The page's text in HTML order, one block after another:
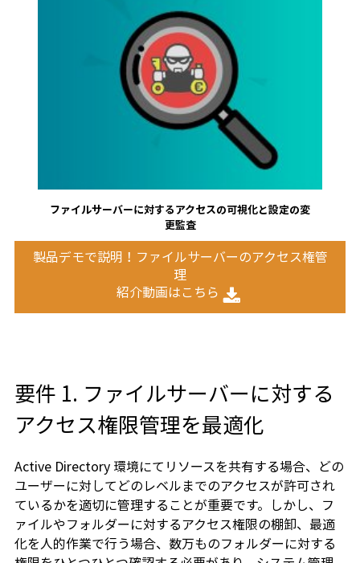
ファイルサーバーに対するアクセスの可視化と設定の変
更監査
ソリューションをみる
製品デモで説明！ファイルサーバーのアクセス権管
理
紹介動画はこちら
要件 1. ファイルサーバーに対する
アクセス権限管理を最適化
Active Directory 環境にてリソースを共有する場合、どの
ユーザーに対してどのレベルまでのアクセスが許可され
ているかを適切に管理することが重要です。しかし、フ
ァイルやフォルダーに対するアクセス権限の棚卸、最適
化を人的作業で行う場合、数万ものフォルダーに対する